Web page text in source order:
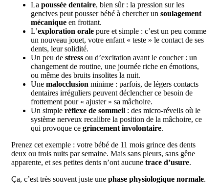
La poussée dentaire, bien sûr : la pression sur les
gencives peut pousser bébé à chercher un soulagement
mécanique en frottant.
L’exploration orale pure et simple : c’est un peu comme
un nouveau jouet, votre enfant « teste » le contact de ses
dents, leur solidité.
Un peu de stress ou d’excitation avant le coucher : un
changement de routine, une journée riche en émotions,
ou même des bruits insolites la nuit.
Une malocclusion minime : parfois, de légers contacts
dentaires irréguliers peuvent déclencher ce besoin de
frottement pour « ajuster » sa mâchoire.
Un simple réflexe de sommeil : des micro-réveils où le
système nerveux recalibre la position de la mâchoire, ce
qui provoque ce grincement involontaire.
Prenez cet exemple : votre bébé de 11 mois grince des dents
deux ou trois nuits par semaine. Mais sans pleurs, sans gêne
apparente, et ses petites dents n’ont aucune trace d’usure.
Ça, c’est très souvent juste une phase physiologique normale.